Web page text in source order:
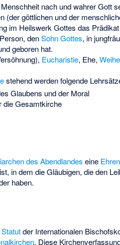
nach und wahrer Gott
(der göttlichen und der
im Heilswerk Gottes das Prädikat
denSohn Gottes, in
geboren hat.
Eucharistie, Ehe,
stehend werden folgende
Glaubens und der Moral
die Gesamtkirche
des Abendlandes eine
in dem die Gläubigen, die den
haben.
Statutder Internationalen
. Diese